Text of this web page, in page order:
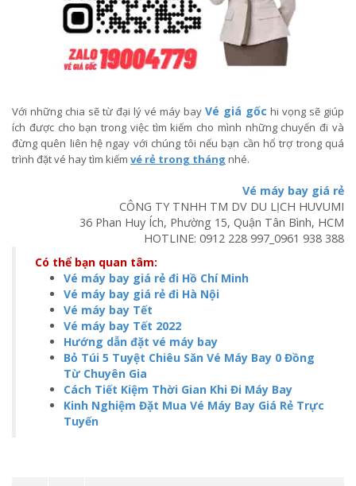
Với những chia sẽ từ đại lý vé máy bay Vé giá gốc hi vọng sẽ giúp
ích được cho bạn trong việc tìm kiếm cho mình những chuyến đi và
đừng quên liên hệ ngay với chúng tôi nếu bạn cần hổ trợ trong quá
trình đặt vé hay tìm kiếm vé rẻ trong tháng nhé.
Vé máy bay giá rẻ
CÔNG TY TNHH TM DV DU LỊCH HUVUMI
36 Phan Huy Ích, Phường 15, Quận Tân Bình, HCM
HOTLINE: 0912 228 997 0961 938 388
Có thể bạn quan tâm:
Vé máy bay giá rẻ đi Hồ Chí Minh
Vé máy bay giá rẻ đi Hà Nội
Vé máy bay Tết
Vé máy bay Tết 2022
Hướng dẫn đặt vé máy bay
Bỏ Túi 5 Tuyệt Chiêu Săn Vé Máy Bay 0 Đồng
Từ Chuyên Gia
Cách Tiết Kiệm Thời Gian Khi Đi Máy Bay
Kinh Nghiệm Đặt Mua Vé Máy Bay Giá Rẻ Trực
Tuyến